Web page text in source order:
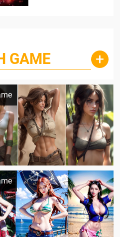
GAME +
vừa nóng vừa xinh dưới nét vẽ
gái đẹp One Piece